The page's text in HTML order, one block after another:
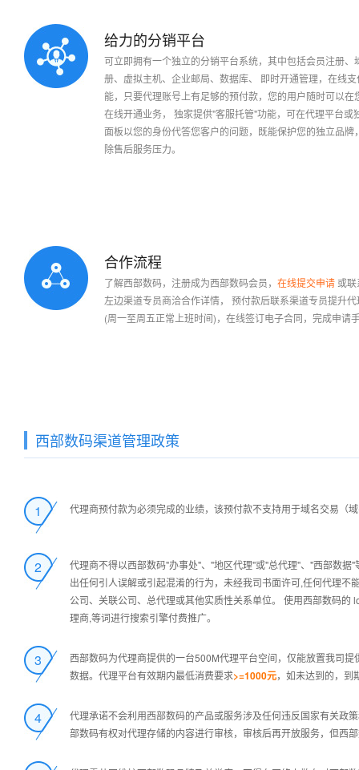
适合代理群体：已经有自己的业务平台
功 能：
API接口是基于西部数码业
API程序接口。 分销商自
平台。 西部数码作为上游
需要交付一定的预交款，该款项是为您注册域名、购买网站所用
认可西部数码的品牌和产品，遵守西部数码代理管理规定
其他未展示完整的条件以双方的约定或协议为准
成为代理需要联系渠道部签定相关代理协议并支付预付款项，限周
首次预付款最低金额1000元
或者一年内累计消费额达到2000元后，
可以升级为银牌合作伙伴
首次预付款最低金额2000
或者一年内累计消费额达到
预付1200元可以升级为金牌合
给力的分销平台
可立即拥有一个独立的分销平台系统，其中包括会员注册、
册、虚拟主机、企业邮局、数据库、 即时开通管理，在线
能，只要代理账号上有足够的预付款，您的用户随时可以在
在线开通业务， 独家提供"客服托管"功能，可在代理平台或
面板以您的身份代答您客户的问题，既能保护您的独立品牌
除售后服务压力。
合作流程
了解西部数码，注册成为西部数码会员， 在线提交申请 或
左边渠道专员商洽合作详情， 预付款后联系渠道专员提升
(周一至周五正常上班时间)，在线签订电子合同，完成申请
西部数码渠道管理政策
1 代理商预付款为必须完成的业绩，该预付款不支持用于域名交易（
2
代理商不得以西部数码"办事处"、"地区代理"或"总代理"、"西部数
出任何引人误解或引起混淆的行为，未经我司书面许可,任何代理
公司、关联公司、总代理或其他实质性关系单位。 使用西部数码
理商,等词进行搜索引擎付费推广。
3
西部数码为代理商提供的一台500M代理平台空间，仅能放置我司
数据。代理平台有效期内最低消费要求>=1000元，如未达到的，到
4
代理承诺不会利用西部数码的产品或服务涉及任何违反国家有关政
部数码有权对代理存储的内容进行审核，审核后再开放服务，但西